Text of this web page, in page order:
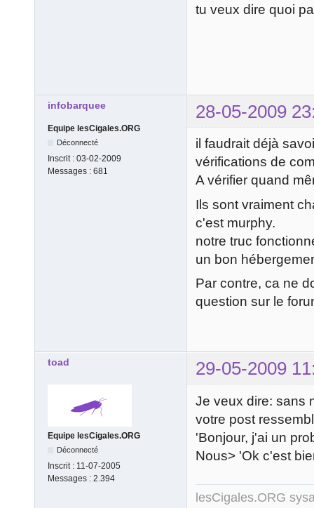
tu veux dire quoi
infobarquee 28-05-2009
Equipe lesCigales.ORG
Déconnecté
Inscrit : 03-02-2009
Messages : 681
il faudrait déjà
vérifications de
A vérifier quand
Ils sont vraiment
c'est murphy.
notre truc
un bon
Par contre, ca ne
question sur le
toad 29-05-2009
Equipe lesCigales.ORG
Déconnecté
Inscrit : 11-07-2005
Messages : 2.394
Je veux dire: sans
votre post
'Bonjour, j'ai un
Nous> 'Ok c'est
lesCigales.ORG